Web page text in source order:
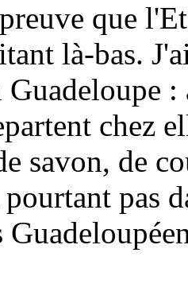
que
là-bas.
chez
savon, de
pas